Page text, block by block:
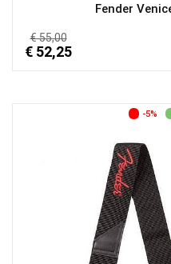
Fender
€ 55,00
€ 52,25
-5%